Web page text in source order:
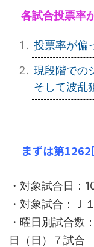
各試合投票率
投票率が偏
現段階での
そして波乱
まずは第
・対象試合日：
・対象試合：Ｊ
・曜日別試合数
日（日）７試合